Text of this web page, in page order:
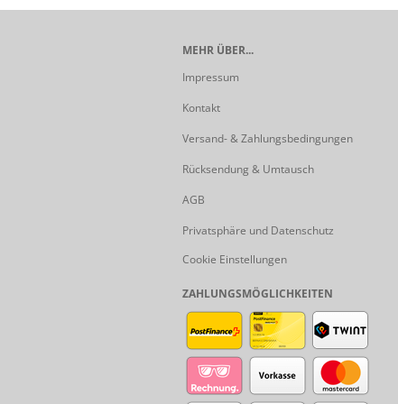
MEHR ÜBER...
Impressum
Kontakt
Versand- & Zahlungsbedingungen
Rücksendung & Umtausch
AGB
Privatsphäre und Datenschutz
Cookie Einstellungen
ZAHLUNGSMÖGLICHKEITEN